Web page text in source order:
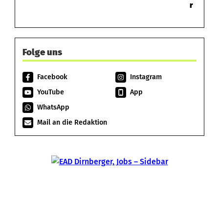
r
Folge uns
Facebook
Instagram
YouTube
App
WhatsApp
Mail an die Redaktion